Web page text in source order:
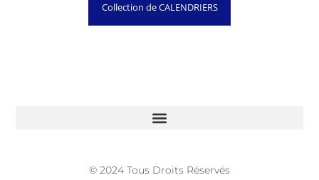
Collection de CALENDRIERS
© 2024 Tous Droits Réservés